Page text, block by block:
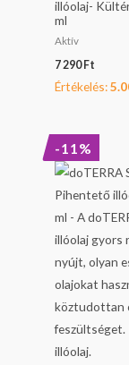
illóolaj-
ml
Aktív
7 290 Ft
Értékelés:
-11%
was:
690